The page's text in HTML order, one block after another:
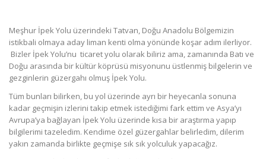
Meşhur İpek Yolu üzerindeki Tatvan, Doğu Anadolu Bölgemizin
istikbali olmaya aday liman kenti olma yönünde koşar adım ilerliyor.
Bizler İpek Yolu’nu ticaret yolu olarak biliriz ama, zamanında Batı ve
Doğu arasında bir kültür köprüsü misyonunu üstlenmiş bilgelerin ve
gezginlerin güzergahı olmuş İpek Yolu.
Tüm bunları bilirken, bu yol üzerinde ayrı bir heyecanla sonuna
kadar geçmişin izlerini takip etmek istediğimi fark ettim ve Asya’yı
Avrupa’ya bağlayan İpek Yolu üzerinde kısa bir araştırma yapıp
bilgilerimi tazeledim. Kendime özel güzergahlar belirledim, dilerim
yakın zamanda birlikte geçmişe sık sık yolculuk yapacağız.